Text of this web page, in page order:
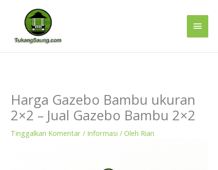
Harga Gazebo Bambu ukuran
2×2 – Jual Gazebo Bambu 2×2
Tinggalkan Komentar / Informasi / Oleh Rian